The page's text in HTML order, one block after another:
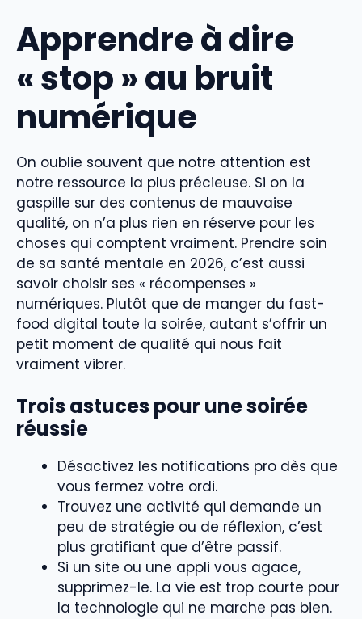
Apprendre à dire
« stop » au bruit
numérique
On oublie souvent que notre attention est
notre ressource la plus précieuse. Si on la
gaspille sur des contenus de mauvaise
qualité, on n’a plus rien en réserve pour les
choses qui comptent vraiment. Prendre soin
de sa santé mentale en 2026, c’est aussi
savoir choisir ses « récompenses »
numériques. Plutôt que de manger du fast-
food digital toute la soirée, autant s’offrir un
petit moment de qualité qui nous fait
vraiment vibrer.
Trois astuces pour une soirée
réussie
Désactivez les notifications pro dès que
vous fermez votre ordi.
Trouvez une activité qui demande un
peu de stratégie ou de réflexion, c’est
plus gratifiant que d’être passif.
Si un site ou une appli vous agace,
supprimez-le. La vie est trop courte pour
la technologie qui ne marche pas bien.